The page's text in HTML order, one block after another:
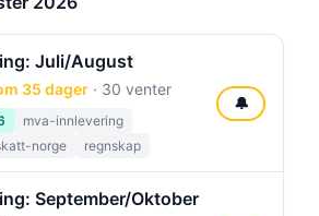
Juli/August
35 dager· 30 venter
mva-innlevering
norge regnskap
🔔
September/Oktober